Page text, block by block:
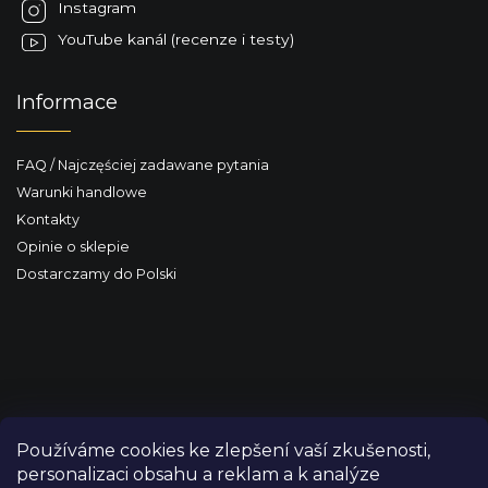
Používáme cookies ke zlepšení vaší zkušenosti,
personalizaci obsahu a reklam a k analýze
Instagram
YouTube kanál (recenze i testy)
Informace
FAQ / Najczęściej zadawane pytania
Warunki handlowe
Kontakty
Opinie o sklepie
Dostarczamy do Polski